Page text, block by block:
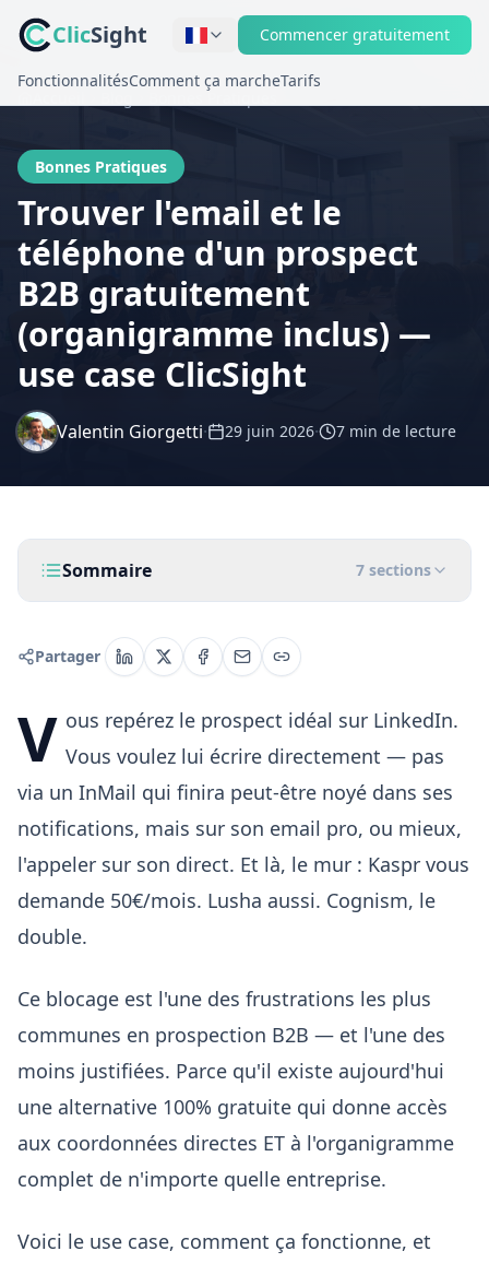
ClicSight Commencer gratuitement
FonctionnalitésComment ça marcheTarifs
Bonnes Pratiques
Bonnes Pratiques
Trouver l'email et le
téléphone d'un prospect
B2B gratuitement
(organigramme inclus) —
use case ClicSight
Valentin Giorgetti· 29 juin 2026· 7 min de lecture
Sommaire 7 sections
Partager
V ous repérez le prospect idéal sur LinkedIn.
Vous voulez lui écrire directement — pas
via un InMail qui finira peut-être noyé dans ses
notifications, mais sur son email pro, ou mieux,
l'appeler sur son direct. Et là, le mur : Kaspr vous
demande 50€/mois. Lusha aussi. Cognism, le
double.
Ce blocage est l'une des frustrations les plus
communes en prospection B2B — et l'une des
moins justifiées. Parce qu'il existe aujourd'hui
une alternative 100% gratuite qui donne accès
aux coordonnées directes ET à l'organigramme
complet de n'importe quelle entreprise.
Voici le use case, comment ça fonctionne, et